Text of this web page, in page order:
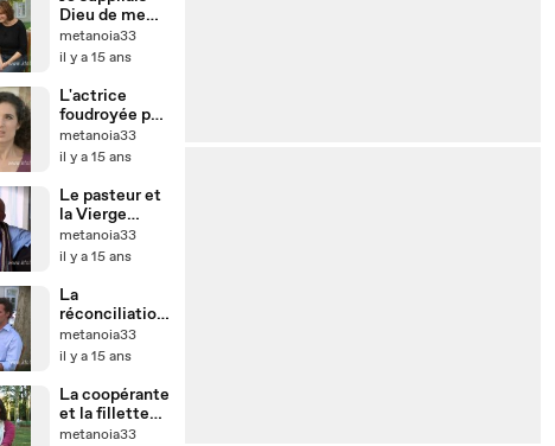
Dieu de me
guérir
metanoia33
il y a 15 ans
L'actrice
foudroyée par
la Paix du
Christ
metanoia33
il y a 15 ans
Le pasteur et
la Vierge
Marie
metanoia33
il y a 15 ans
La
réconciliation
impossible ?
metanoia33
il y a 15 ans
La coopérante
et la fillette
abandonnée
metanoia33